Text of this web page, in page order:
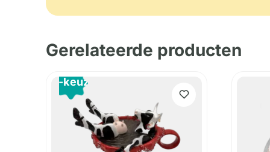
Gerelateerde producten
B-keuze